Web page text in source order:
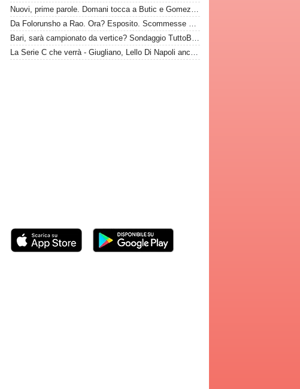
Nuovi, prime parole. Domani tocca a Butic e Gomez in conferenza
Da Folorunsho a Rao. Ora? Esposito. Scommesse vinte e altre perse sull'asse Napoli-Bari
Bari, sarà campionato da vertice? Sondaggio TuttoBari: i risultati provvisori
La Serie C che verrà - Giugliano, Lello Di Napoli ancora al timone: il re delle salvezze vuole evitare un'altra stagione da brividi